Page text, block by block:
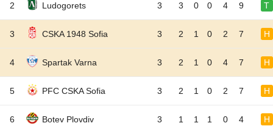
2 Ludogorets 3 3 0 0 4 9 T
3 CSKA 1948 Sofia 3 2 1 0 2 7 H
4 Spartak Varna 3 2 1 0 4 7 H
5 PFC CSKA Sofia 3 2 1 0 2 7 H
6 Botev Plovdiv 3 1 1 1 0 4 H